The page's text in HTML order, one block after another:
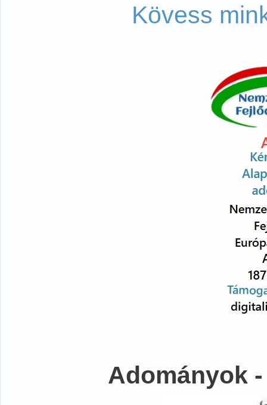
Kövess
Adományok